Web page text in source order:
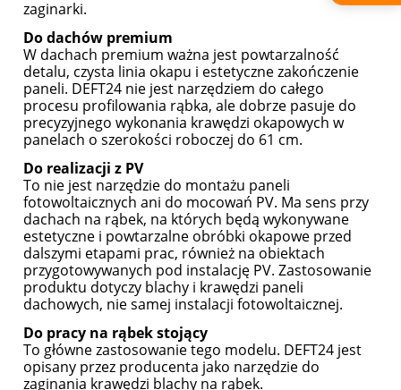
zaginarki.
Do dachów premium
W dachach premium ważna jest powtarzalność
detalu, czysta linia okapu i estetyczne zakończenie
paneli. DEFT24 nie jest narzędziem do całego
procesu profilowania rąbka, ale dobrze pasuje do
precyzyjnego wykonania krawędzi okapowych w
panelach o szerokości roboczej do 61 cm.
Do realizacji z PV
To nie jest narzędzie do montażu paneli
fotowoltaicznych ani do mocowań PV. Ma sens przy
dachach na rąbek, na których będą wykonywane
estetyczne i powtarzalne obróbki okapowe przed
dalszymi etapami prac, również na obiektach
przygotowywanych pod instalację PV. Zastosowanie
produktu dotyczy blachy i krawędzi paneli
dachowych, nie samej instalacji fotowoltaicznej.
Do pracy na rąbek stojący
To główne zastosowanie tego modelu. DEFT24 jest
opisany przez producenta jako narzędzie do
zaginania krawędzi blachy na rąbek.